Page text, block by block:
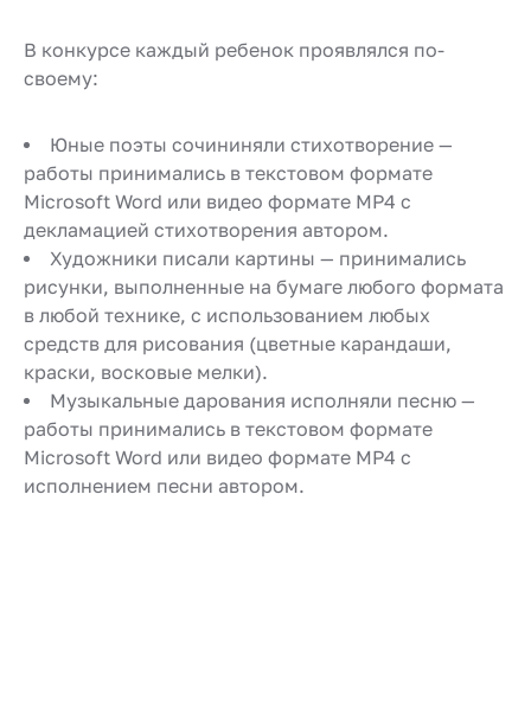
В конкурсе каждый ребенок проявлялся по-
своему:
Юные поэты сочининяли стихотворение —
работы принимались в текстовом формате
Microsoft Word или видео формате MP4 с
декламацией стихотворения автором.
Художники писали картины — принимались
рисунки, выполненные на бумаге любого формата
в любой технике, с использованием любых
средств для рисования (цветные карандаши,
краски, восковые мелки).
Музыкальные дарования исполняли песню —
работы принимались в текстовом формате
Microsoft Word или видео формате MP4 с
исполнением песни автором.